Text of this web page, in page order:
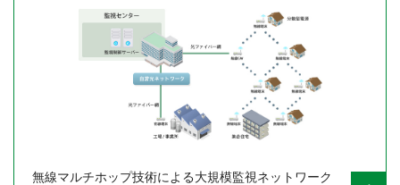
無線マルチホップ技術による大規模監視ネットワーク